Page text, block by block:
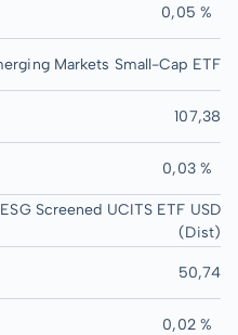
0,05 %
Markets Small-Cap ETF
107,38
0,03 %
Screened UCITS ETF USD
(Dist)
50,74
0,02 %